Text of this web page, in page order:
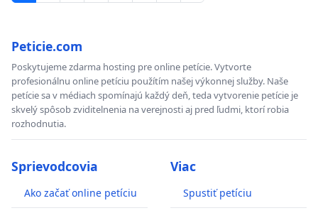
Peticie.com
Poskytujeme zdarma hosting pre online petície. Vytvorte
profesionálnu online petíciu použítím našej výkonnej služby. Naše
petície sa v médiach spomínajú každý deň, teda vytvorenie petície je
skvelý spôsob zviditelnenia na verejnosti aj pred ľudmi, ktorí robia
rozhodnutia.
Sprievodcovia
Ako začať online petíciu
Viac
Spustiť petíciu